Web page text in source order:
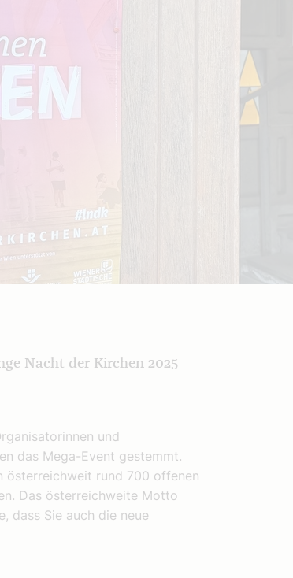
Nacht der Kirchen 2025
und
das Mega-Event gestemmt.
österreichweit rund 700 offenen
Das österreichweite Motto
dass Sie auch die neue